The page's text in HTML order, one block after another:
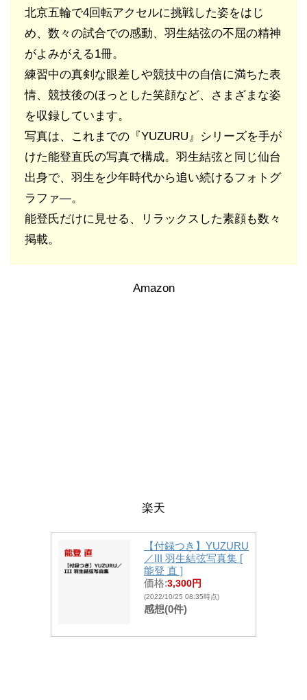
北京五輪で4回転アクセルに挑戦した姿をはじ
め、数々の試合での感動、羽生結弦の不屈の精神
がよみがえる1冊。
練習中の真剣な眼差しや競技中の自信に満ちた表
情、競技後のほっとした笑顔など、さまざまな姿
を収録しています。
写真は、これまでの『YUZURU』シリーズを手が
けた能登直氏の写真で構成。羽生結弦と同じ仙台
出身で、羽生を少年時代から追い続けるフォトグ
ラファ―。
能登氏だけに見せる、リラックスした素顔も数々
掲載。
Amazon
楽天
【付録つき】YUZURU
／III 羽生結弦写真集 [
能登 直 ]
価格:3,300円
(2022/10/25 08:35時点)
感想(0件)